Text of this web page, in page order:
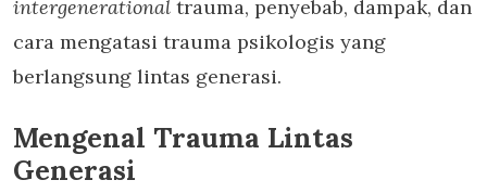
intergenerational trauma, penyebab, dampak, dan
cara mengatasi trauma psikologis yang
berlangsung lintas generasi.
Mengenal Trauma Lintas
Generasi